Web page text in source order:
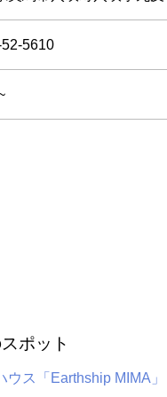
5610
ポット
ス「Earthship MIMA」